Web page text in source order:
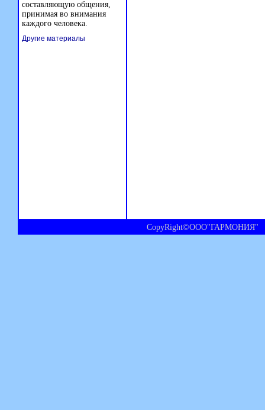
составляющую общения,
принимая во внимания
каждого человека.
Другие материалы